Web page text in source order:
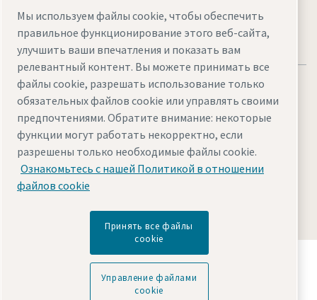
Правовые положения и уведомления о
конфиденциальности
Управление файлами cookieДоступКарта сайта
Узнайте, как Atlas Copco Group создает
технологии, преобразующие будущее.
Посетите сайт Atlas Copco Group
Мы используем файлы cookie, чтобы обеспечить
правильное функционирование этого веб-сайта,
улучшить ваши впечатления и показать вам
релевантный контент. Вы можете принимать все
файлы cookie, разрешать использование только
обязательных файлов cookie или управлять своими
предпочтениями. Обратите внимание: некоторые
функции могут работать некорректно, если
разрешены только необходимые файлы cookie.
Ознакомьтесь с нашей Политикой в отношении
файлов cookie
Принять все файлы
cookie
Управление файлами
cookie